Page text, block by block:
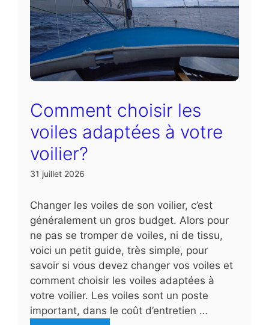
Comment choisir les
voiles adaptées à votre
voilier?
31 juillet 2026
Changer les voiles de son voilier, c’est
généralement un gros budget. Alors pour
ne pas se tromper de voiles, ni de tissu,
voici un petit guide, très simple, pour
savoir si vous devez changer vos voiles et
comment choisir les voiles adaptées à
votre voilier. Les voiles sont un poste
important, dans le coût d’entretien …